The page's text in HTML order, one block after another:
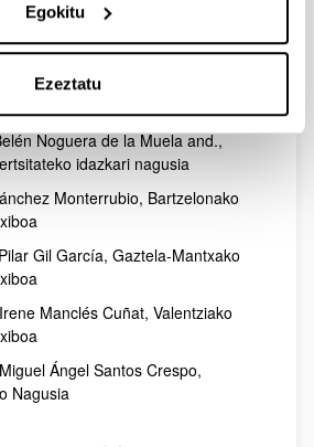
Egokitu
Ezeztatu
Noguera de la Muela and.,
idazkari nagusia
Monterrubio, Bartzelonako
Pilar Gil García, Gaztela-Mantxako
Cuñat, Valentziako
Santos Crespo,
Nagusia